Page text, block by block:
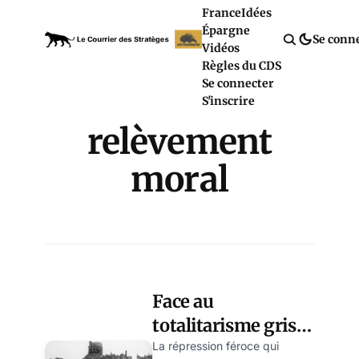
FranceIdées
Épargne
Vidéos
Règles du CDS
Se connecter
S'inscrire
Se
relèvement
moral
Face au
totalitarisme gris
de la caste,
La répression féroce qui